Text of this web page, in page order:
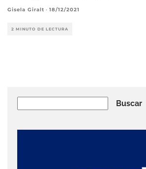
Gisela Giralt · 18/12/2021
2 MINUTO DE LECTURA
Buscar